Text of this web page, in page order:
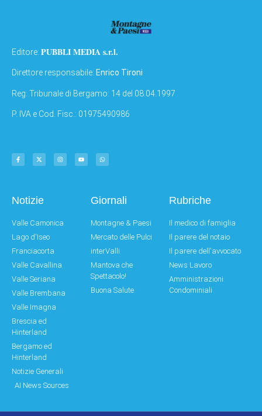
Editore: PUBBLI MEDIA s.r.l.
Direttore responsabile: Enrico Tironi
Reg: Tribunale di Bergamo: 14 del 08.04.1997
P. IVA e Cod. Fisc.: 01975490986
Notizie
Valle Camonica
Lago d'Iseo
Franciacorta
Valle Cavallina
Valle Seriana
Valle Brembana
Valle Imagna
Brescia ed
Hinterland
Bergamo ed
Hinterland
Notizie Generali
AI News Sources
Giornali
Montagne & Paesi
Mercato delle Pulci
interValli
Mantova che
Spettacolo!
Buona Salute
Rubriche
Il medico di famiglia
Il parere del notaio
Il parere dell'avvocato
News Lavoro
Amministrazioni
Condominiali